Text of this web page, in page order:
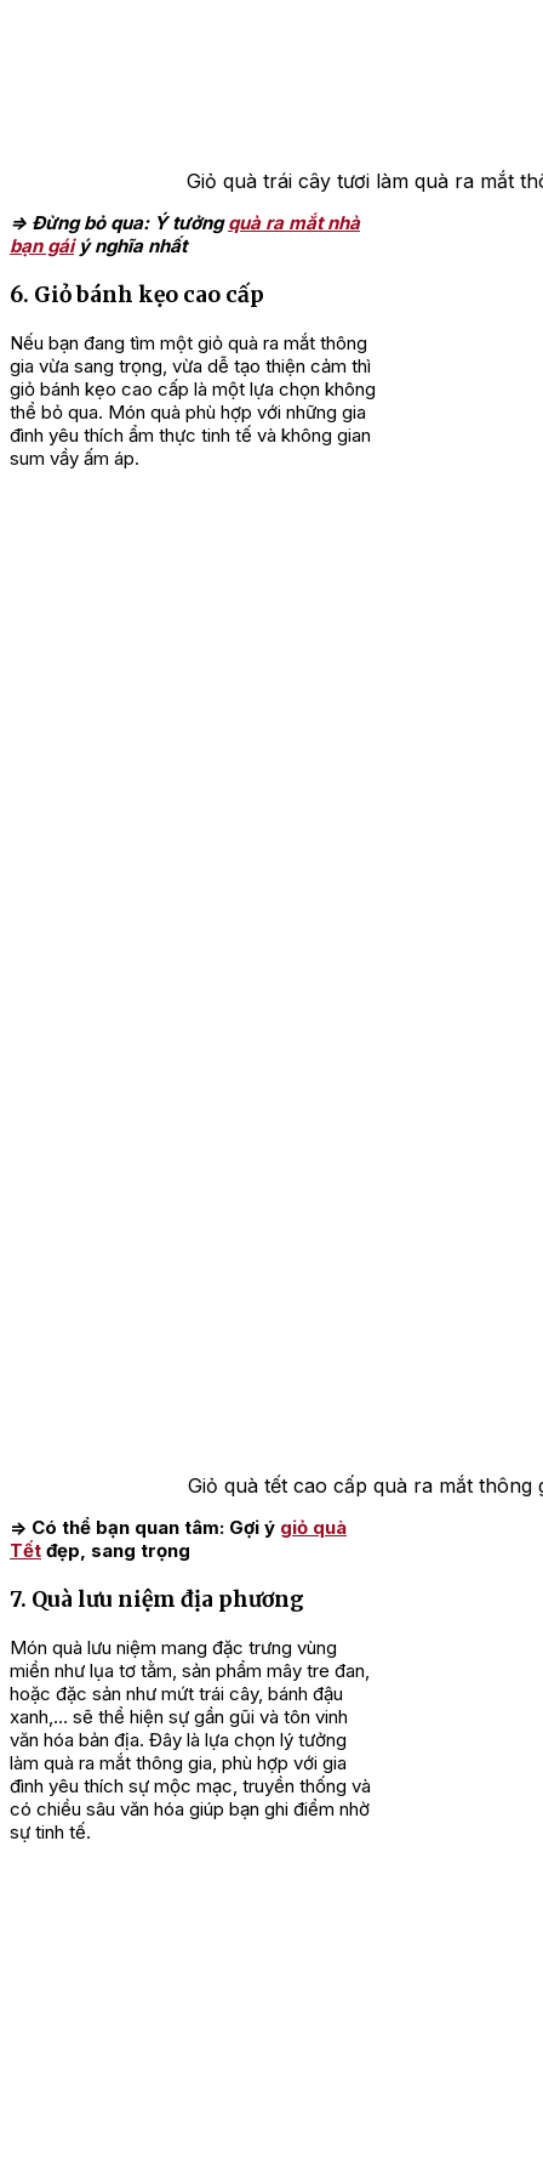
Giỏ quà trái cây tươi làm quà ra mắt
=> Đừng bỏ qua: Ý tưởngquà ra mắt nhà
bạn gáiý nghĩa nhất
6. Giỏ bánh kẹo cao cấp
Nếu bạn đang tìm một giỏ quà ra mắt thông
gia vừa sang trọng, vừa dễ tạo thiện cảm thì
giỏ bánh kẹo cao cấp là một lựa chọn không
thể bỏ qua. Món quà phù hợp với những gia
đình yêu thích ẩm thực tinh tế và không gian
sum vầy ấm áp.
Giỏ quà tết cao cấp quà ra mắt
=> Có thể bạn quan tâm: Gợi ý giỏ quà
Tết đẹp, sang trọng
7. Quà lưu niệm địa phương
Món quà lưu niệm mang đặc trưng vùng
miền như lụa tơ tằm, sản phẩm mây tre đan,
hoặc đặc sản như mứt trái cây, bánh đậu
xanh,… sẽ thể hiện sự gần gũi và tôn vinh
văn hóa bản địa. Đây là lựa chọn lý tưởng
làm quà ra mắt thông gia, phù hợp với gia
đình yêu thích sự mộc mạc, truyền thống và
có chiều sâu văn hóa giúp bạn ghi điểm nhờ
sự tinh tế.